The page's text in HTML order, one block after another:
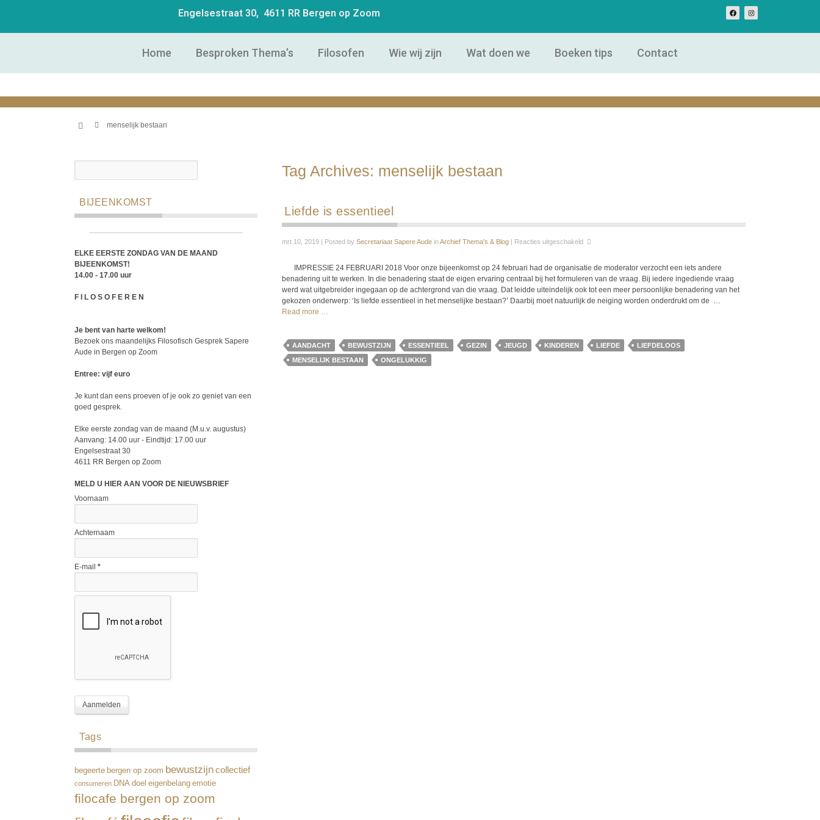
Engelsestraat 30, 4611 RR Bergen op Zoom
Home Besproken Thema’s Filosofen Wie wij zijn Wat doen we Boeken tips Contact
menselijk bestaan
BIJEENKOMST
ELKE EERSTE ZONDAG VAN DE MAAND
BIJEENKOMST!
14.00 - 17.00 uur
F I L O S O F E R E N
Je bent van harte welkom!
Bezoek ons maandelijks Filosofisch Gesprek Sapere
Aude in Bergen op Zoom
Entree: vijf euro
Je kunt dan eens proeven of je ook zo geniet van een
goed gesprek.
Elke eerste zondag van de maand (M.u.v. augustus)
Aanvang: 14.00 uur - Eindtijd: 17.00 uur
Engelsestraat 30
4611 RR Bergen op Zoom
MELD U HIER AAN VOOR DE NIEUWSBRIEF
Voornaam
Achternaam
E-mail *
Tags
begeerte bergen op zoom bewustzijncollectief
consumeren DNA doel eigenbelang emotie
filocafe bergen op zoom
Tag Archives: menselijk bestaan
Liefde is essentieel
mrt 10, 2019 | Posted by Secretariaat Sapere Aude inArchief Thema's & Blog | Reacties uitgeschakeld
IMPRESSIE 24 FEBRUARI 2018 Voor onze bijeenkomst op 24 februari had de organisatie de moderator verzocht een iets andere
benadering uit te werken. In die benadering staat de eigen ervaring centraal bij het formuleren van de vraag. Bij iedere ingediende vraag
werd wat uitgebreider ingegaan op de achtergrond van die vraag. Dat leidde uiteindelijk ook tot een meer persoonlijke benadering van het
gekozen onderwerp: ‘Is liefde essentieel in het menselijke bestaan?’ Daarbij moet natuurlijk de neiging worden onderdrukt om de …
Read more …
AANDACHT BEWUSTZIJN ESSENTIEEL GEZIN JEUGD KINDEREN LIEFDE
LIEFDELOOS
MENSELIJK BESTAAN
ONGELUKKIG